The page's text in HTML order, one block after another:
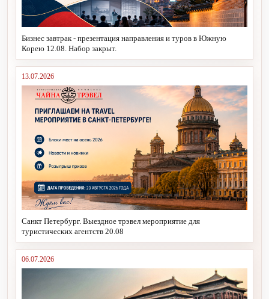
Бизнес завтрак - презентация направления и туров в Южную
Корею 12.08. Набор закрыт.
13.07.2026
Санкт Петербург. Выездное трэвел мероприятие для
туристических агентств 20.08
06.07.2026